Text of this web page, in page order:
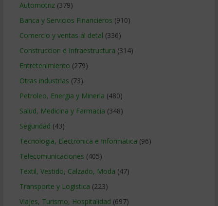
Automotriz(379)
Banca y Servicios Financieros (910)
Comercio y ventas al detal (336)
Construccion e Infraestructura (314)
Entretenimiento (279)
Otras industrias (73)
Petroleo, Energia y Mineria (480)
Salud, Medicina y Farmacia (348)
Seguridad (43)
Tecnologia, Electronica e Informatica (96)
Telecomunicaciones (405)
Textil, Vestido, Calzado, Moda (47)
Transporte y Logistica (223)
Viajes, Turismo, Hospitalidad (697)